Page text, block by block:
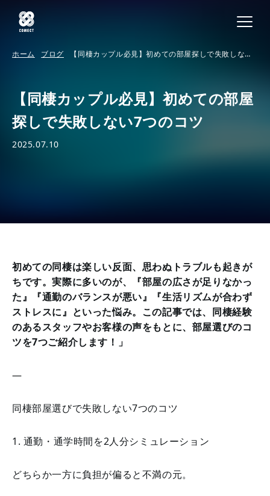
ホーム ブログ
【同棲カップル必見】初めての部屋探しで失敗しない7
【同棲カップル必見】初めての部屋
探しで失敗しない7つのコツ
2025.07.10
初めての同棲は楽しい反面、思わぬトラブルも起きが
ちです。実際に多いのが、『部屋の広さが足りなかっ
た』『通勤のバランスが悪い』『生活リズムが合わず
ストレスに』といった悩み。この記事では、同棲経験
のあるスタッフやお客様の声をもとに、部屋選びのコ
ツを7つご紹介します！」
—
同棲部屋選びで失敗しない7つのコツ
1. 通勤・通学時間を2人分シミュレーション
どちらか一方に負担が偏ると不満の元。